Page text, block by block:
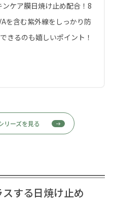
ケア膜日焼け止め配合！8
を含む紫外線をしっかり防
きるのも嬉しいポイント！
リーズを見る
する日焼け止め